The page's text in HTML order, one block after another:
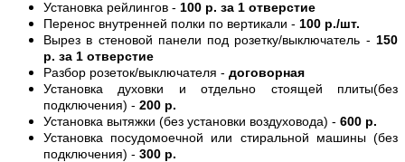
Установка рейлингов - 100 р. за 1 отверстие
Перенос внутренней полки по вертикали - 100 р./шт.
Вырез в стеновой панели под розетку/выключатель - 150
р. за 1 отверстие
Разбор розеток/выключателя - договорная
Установка духовки и отдельно стоящей плиты(без
подключения) - 200 р.
Установка вытяжки (без установки воздуховода) - 600 р.
Установка посудомоечной или стиральной машины (без
подключения) - 300 р.